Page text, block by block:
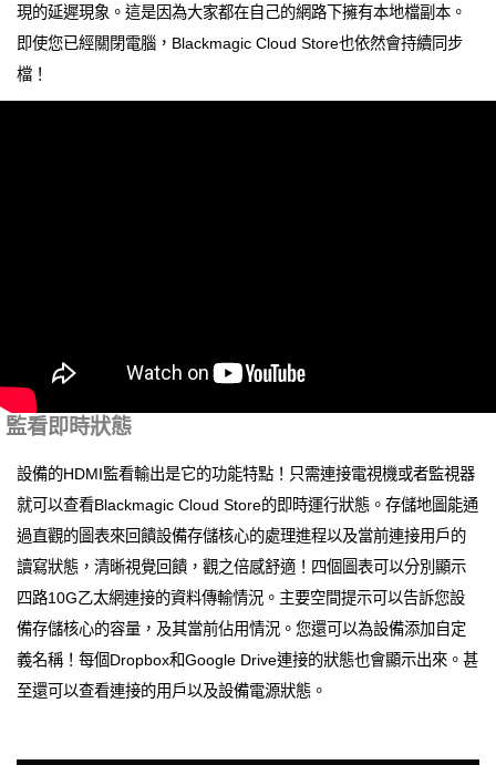
現的延遲現象。這是因為大家都在自己的網路下擁有本地檔副本。
即使您已經關閉電腦，Blackmagic Cloud Store也依然會持續同步
檔！
監看即時狀態
設備的HDMI監看輸出是它的功能特點！只需連接電視機或者監視器
就可以查看Blackmagic Cloud Store的即時運行狀態。存儲地圖能通
過直觀的圖表來回饋設備存儲核心的處理進程以及當前連接用戶的
讀寫狀態，清晰視覺回饋，觀之倍感舒適！四個圖表可以分別顯示
四路10G乙太網連接的資料傳輸情況。主要空間提示可以告訴您設
備存儲核心的容量，及其當前佔用情況。您還可以為設備添加自定
義名稱！每個Dropbox和Google Drive連接的狀態也會顯示出來。甚
至還可以查看連接的用戶以及設備電源狀態。